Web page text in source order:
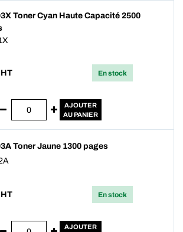
Toner Cyan Haute Capacité 2500
En stock
AJOUTER
AU PANIER
Toner Jaune 1300 pages
En stock
AJOUTER